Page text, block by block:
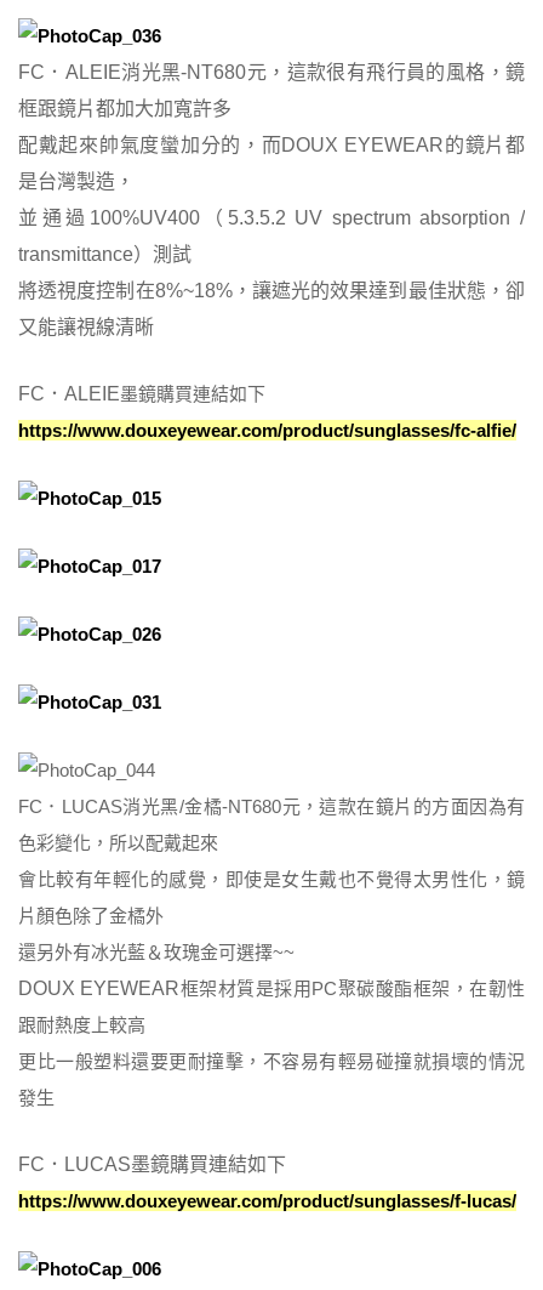
FC．ALEIE消光黑-NT680元，這款很有飛行員的風格，鏡
框跟鏡片都加大加寬許多
配戴起來帥氣度蠻加分的，而DOUX EYEWEAR的鏡片都
是台灣製造，
並通過100%UV400（5.3.5.2 UV spectrum absorption /
transmittance）測試
將透視度控制在8%~18%，讓遮光的效果達到最佳狀態，卻
又能讓視線清晰
FC．ALEIE墨鏡購買連結如下
https://www.douxeyewear.com/product/sunglasses/fc-alfie/
FC．LUCAS消光黑/金橘-NT680元，這款在鏡片的方面因為有
色彩變化，所以配戴起來
會比較有年輕化的感覺，即使是女生戴也不覺得太男性化，鏡
片顏色除了金橘外
還另外有冰光藍＆玫瑰金可選擇~~
DOUX EYEWEAR框架材質是採用PC聚碳酸酯框架，在韌性
跟耐熱度上較高
更比一般塑料還要更耐撞擊，不容易有輕易碰撞就損壞的情況
發生
FC．LUCAS墨鏡購買連結如下
https://www.douxeyewear.com/product/sunglasses/f-lucas/